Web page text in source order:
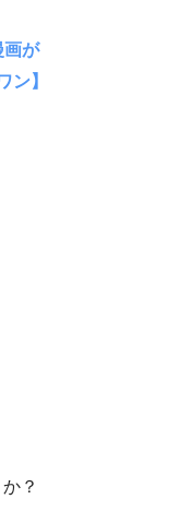
画が
ン】
？